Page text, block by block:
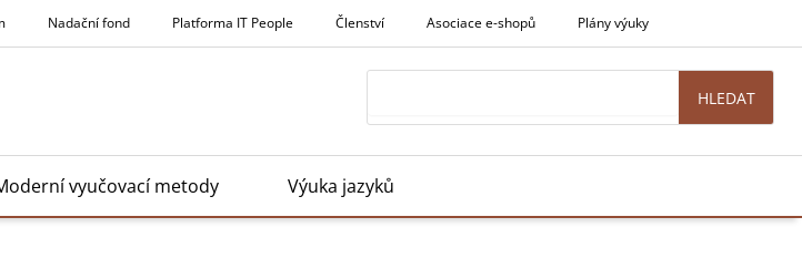
Nadační fond Platforma IT People Členství Asociace e-shopů Plány výuky
HLEDAT
vyučovací metody Výuka jazyků